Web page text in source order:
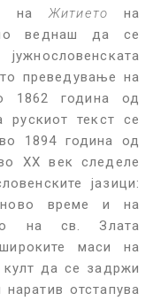
наЖитието на
веднаш да се
преведување на
1862 година од
рускиот текст се
1894 година од
XX век следеле
јазици:
време и на
на св. Злата
маси на
култ да се задржи
отстапува